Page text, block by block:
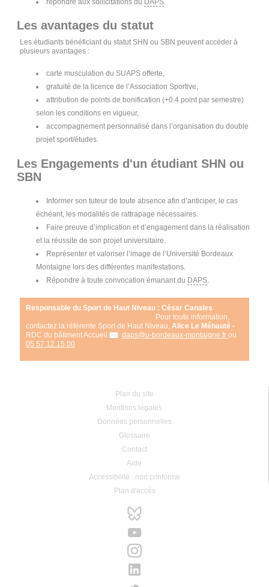
Les avantages du statut
Les étudiants bénéficiant du statut SHN ou SBN peuvent accéder à
plusieurs avantages :
carte musculation du SUAPS offerte,
gratuité de la licence de l’Association Sportive,
attribution de points de bonification (+0.4 point par semestre)
selon les conditions en vigueur,
accompagnement personnalisé dans l’organisation du double
projet sport/études.
Les Engagements d'un étudiant SHN ou
SBN
Informer son tuteur de toute absence afin d’anticiper, le cas
échéant, les modalités de rattrapage nécessaires.
Faire preuve d’implication et d’engagement dans la réalisation
et la réussite de son projet universitaire.
Représenter et valoriser l’image de l’Université Bordeaux
Montaigne lors des différentes manifestations.
Répondre à toute convocation émanant du DAPS
Responsable du Sport de Haut Niveau : César Canales
Pour toute information,
contactez la référente Sport de Haut Niveau, Alice Le Méhauté -
RDC du bâtiment Accueil
daps@u-bordeaux-montaigne.fr ou
05 57 12 15 00
Plan du site
Mentions légales
Données personnelles
Glossaire
Contact
Aide
Accessibilité : non conforme
Plan d'accès